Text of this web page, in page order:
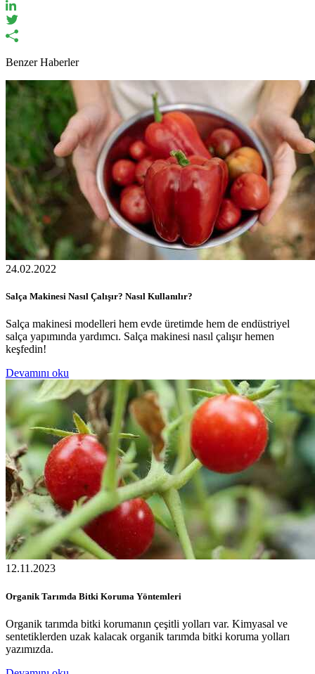
Benzer Haberler
24.02.2022
Salça Makinesi Nasıl Çalışır? Nasıl Kullanılır?
Salça makinesi modelleri hem evde üretimde hem de endüstriyel
salça yapımında yardımcı. Salça makinesi nasıl çalışır hemen
keşfedin!
Devamını oku
12.11.2023
Organik Tarımda Bitki Koruma Yöntemleri
Organik tarımda bitki korumanın çeşitli yolları var. Kimyasal ve
sentetiklerden uzak kalacak organik tarımda bitki koruma yolları
yazımızda.